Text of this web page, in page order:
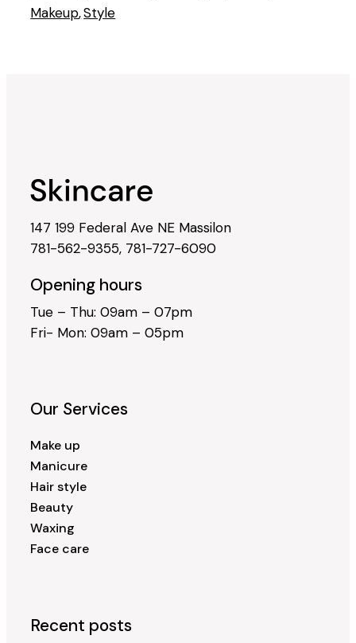
Makeup,Style
147 199 Federal Ave NE Massilon
781-562-9355, 781-727-6090
Opening hours
Tue – Thu: 09am – 07pm
Fri- Mon: 09am – 05pm
Our Services
Make up
Manicure
Hair style
Beauty
Waxing
Face care
Recent posts